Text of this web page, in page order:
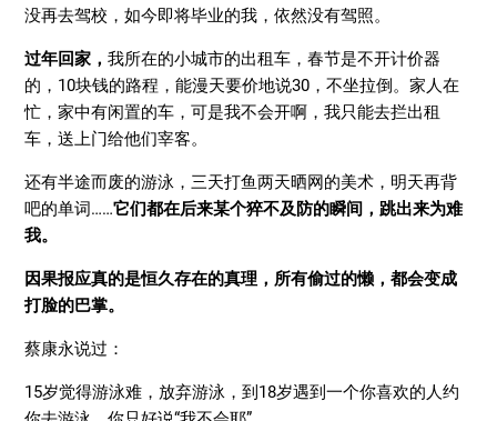
没再去驾校，如今即将毕业的我，依然没有驾照。
过年回家， 我所在的小城市的出租车，春节是不开计价器
的，10块钱的路程，能漫天要价地说30，不坐拉倒。家人在
忙，家中有闲置的车，可是我不会开啊，我只能去拦出租
车，送上门给他们宰客。
还有半途而废的游泳，三天打鱼两天晒网的美术，明天再背
吧的单词……它们都在后来某个猝不及防的瞬间，跳出来为难
我。
因果报应真的是恒久存在的真理，所有偷过的懒，都会变成
打脸的巴掌。
蔡康永说过：
15岁觉得游泳难，放弃游泳，到18岁遇到一个你喜欢的人约